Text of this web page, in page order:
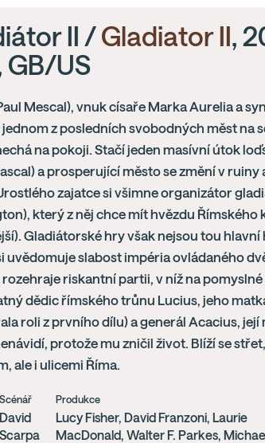
II /Gladiator II,
GB/US
Mescal), vnuk císaře Marka Aurelia a
z posledních svobodných měst na
na pokoji. Stačí jeden masívní útok
a prosperující město se změní v
zajatce si všimne organizátor
který z něj chce mít hvězdu Římského
Gladiátorské hry však nejsou tou
uvědomuje slabost impéria ovládaného
rozehraje riskantní partii, v níž na
dědic římského trůnu Lucius, jeho
roli z prvního dílu) a generál Acacius,
protože mu zničil život. Blíží se
ale i ulicemi Říma.
Scénář
David
Scarpa
Produkce
Lucy Fisher, David Franzoni, Laurie
MacDonald, Walter F. Parkes,